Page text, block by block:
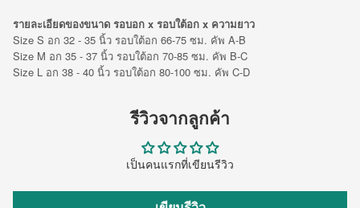
รายละเอียดของขนาด รอบอก x รอบใต้อก x ความยาว
Size S อก 32 - 35 นิ้ว รอบใต้อก 66-75 ซม. คัพ A-B
Size M อก 35 - 37 นิ้ว รอบใต้อก 70-85 ซม. คัพ B-C
Size L อก 38 - 40 นิ้ว รอบใต้อก 80-100 ซม. คัพ C-D
รีวิวจากลูกค้า
เป็นคนแรกที่เขียนรีวิว